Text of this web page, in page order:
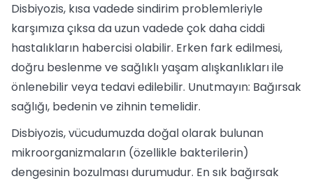
Disbiyozis, kısa vadede sindirim problemleriyle
karşımıza çıksa da uzun vadede çok daha ciddi
hastalıkların habercisi olabilir. Erken fark edilmesi,
doğru beslenme ve sağlıklı yaşam alışkanlıkları ile
önlenebilir veya tedavi edilebilir. Unutmayın: Bağırsak
sağlığı, bedenin ve zihnin temelidir.
Disbiyozis, vücudumuzda doğal olarak bulunan
mikroorganizmaların (özellikle bakterilerin)
dengesinin bozulması durumudur. En sık bağırsak